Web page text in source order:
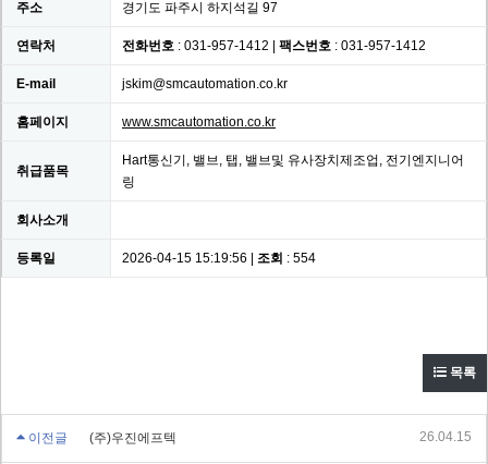
주소 경기도 파주시 하지석길 97
연락처 전화번호 : 031-957-1412 | 팩스번호 : 031-957-1412
E-mail jskim@smcautomation.co.kr
홈페이지 www.smcautomation.co.kr
취급품목
Hart통신기, 밸브, 탭, 밸브및 유사장치제조업, 전기엔지니어
링
회사소개
등록일 2026-04-15 15:19:56 | 조회 : 554
목록
이전글 (주)우진에프텍 26.04.15